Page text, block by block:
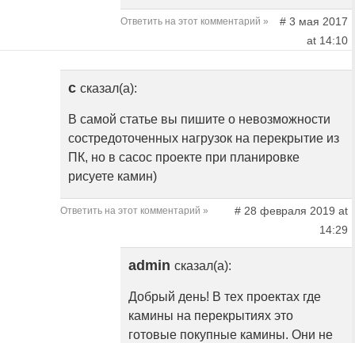
Ответить на этот комментарий »
# 3 мая 2017
at 14:10
с сказал(а):
В самой статье вы пишите о невозможности
состредоточенных нагрузок на перекрытие из
ПК, но в сасос проекте при планировке
рисуете камин)
Ответить на этот комментарий »
# 28 февраля 2019 at
14:29
admin сказал(а):
Добрый день! В тех проектах где
камины на перекрытиях это
готовые покупные камины. Они не